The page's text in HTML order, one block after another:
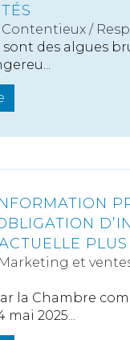
Contentieux /
sont des algues
Marketing et
la Chambre
mai 2025...